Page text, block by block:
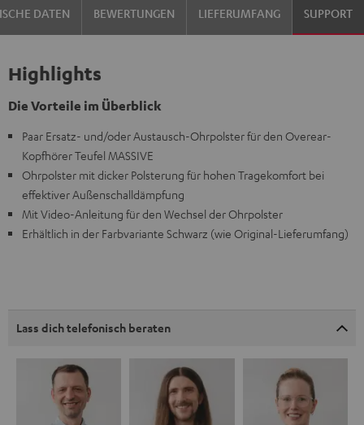
DATEN BEWERTUNGEN LIEFERUMFANG SUPPORT
Highlights
Die Vorteile im Überblick
Paar Ersatz- und/oder Austausch-Ohrpolster für den Overear-
Kopfhörer Teufel MASSIVE
Ohrpolster mit dicker Polsterung für hohen Tragekomfort bei
effektiver Außenschalldämpfung
Mit Video-Anleitung für den Wechsel der Ohrpolster
Erhältlich in der Farbvariante Schwarz (wie Original-Lieferumfang)
Lass dich telefonisch beraten